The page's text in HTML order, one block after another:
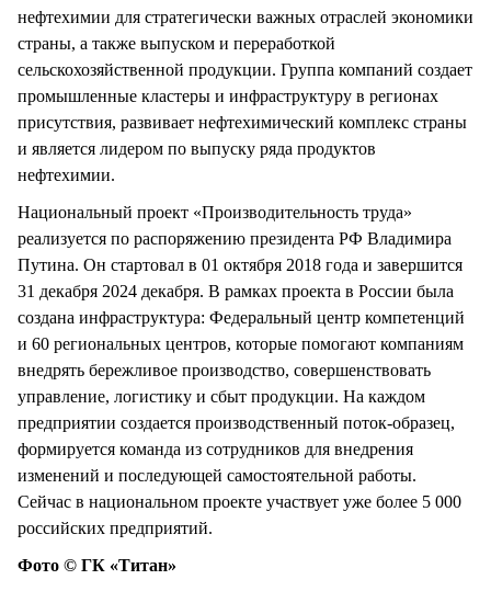
нефтехимии для стратегически важных отраслей экономики
страны, а также выпуском и переработкой
сельскохозяйственной продукции. Группа компаний создает
промышленные кластеры и инфраструктуру в регионах
присутствия, развивает нефтехимический комплекс страны
и является лидером по выпуску ряда продуктов
нефтехимии.
Национальный проект «Производительность труда»
реализуется по распоряжению президента РФ Владимира
Путина. Он стартовал в 01 октября 2018 года и завершится
31 декабря 2024 декабря. В рамках проекта в России была
создана инфраструктура: Федеральный центр компетенций
и 60 региональных центров, которые помогают компаниям
внедрять бережливое производство, совершенствовать
управление, логистику и сбыт продукции. На каждом
предприятии создается производственный поток-образец,
формируется команда из сотрудников для внедрения
изменений и последующей самостоятельной работы.
Сейчас в национальном проекте участвует уже более 5 000
российских предприятий.
Фото © ГК «Титан»